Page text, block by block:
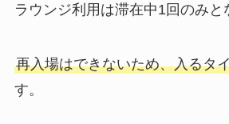
ラウンジ利用は滞在中1回のみと
再入場はできないため、入るタ
す。